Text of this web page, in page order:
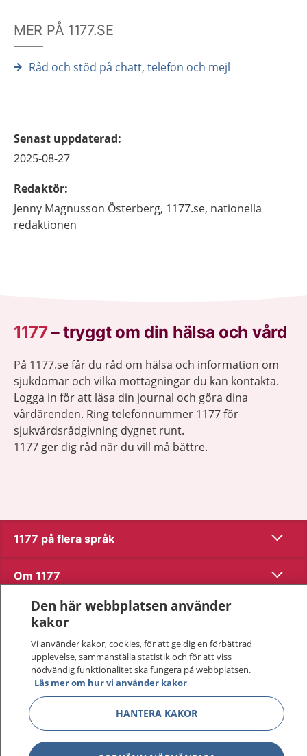
MER PÅ 1177.SE
Råd och stöd på chatt, telefon och mejl
Senast uppdaterad:
2025-08-27
Redaktör:
Jenny Magnusson Österberg, 1177.se, nationella
redaktionen
1177–tryggt om din hälsa och vård
På 1177.se får du råd om hälsa och information om
sjukdomar och vilka mottagningar du kan kontakta.
Logga in för att läsa din journal och göra dina
vårdärenden. Ring telefonnummer 1177 för
sjukvårdsrådgivning dygnet runt.
1177 ger dig råd när du vill må bättre.
1177 på flera språk Visa
Om 1177 Visa
Kontakt
Behandling av personuppgifter
Hantering av kakor
Den här webbplatsen använder
kakor
Vi använder kakor, cookies, för att ge dig en förbättrad
upplevelse, sammanställa statistik och för att viss
nödvändig funktionalitet ska fungera på webbplatsen.
Läs mer om hur vi använder kakor
HANTERA KAKOR